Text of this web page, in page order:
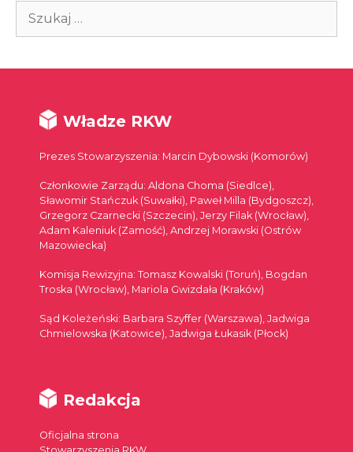
Szukaj:
Władze RKW
Prezes Stowarzyszenia: Marcin Dybowski (Komorów)
Członkowie Zarządu: Aldona Choma (Siedlce),
Sławomir Stańczuk (Suwałki), Paweł Milla (Bydgoszcz),
Grzegorz Czarnecki (Szczecin), Jerzy Filak (Wrocław),
Adam Kaleniuk (Zamość), Andrzej Morawski (Ostrów
Mazowiecka)
Komisja Rewizyjna: Tomasz Kowalski (Toruń), Bogdan
Troska (Wrocław), Mariola Gwizdała (Kraków)
Sąd Koleżeński: Barbara Szyffer (Warszawa), Jadwiga
Chmielowska (Katowice), Jadwiga Łukasik (Płock)
Redakcja
Oficjalna strona